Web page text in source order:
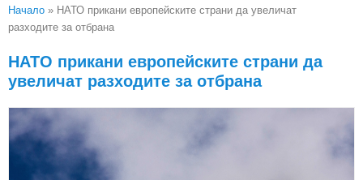
Вие сте тук
Начало » НАТО прикани европейските страни да увеличат
разходите за отбрана
НАТО прикани европейските страни да
увеличат разходите за отбрана